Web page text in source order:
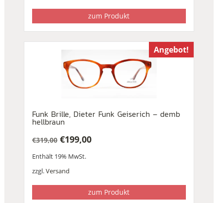
zum Produkt
Angebot!
Funk Brille, Dieter Funk Geiserich – demb
hellbraun
€319,00
Preis
war:
€199,00
Preis
ist:
Enthält 19% MwSt.
zzgl.Versand
zum Produkt